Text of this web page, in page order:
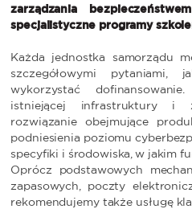
zarządzania
specjalistyczne programy
Każda jednostka samorządu
szczegółowymi pytaniami,
wykorzystać
istniejącej infrastruktury i
rozwiązanie obejmujące
podniesienia poziomu
specyfiki i środowiska, w jakim
Oprócz podstawowych
zapasowych, poczty
rekomendujemy także usługę